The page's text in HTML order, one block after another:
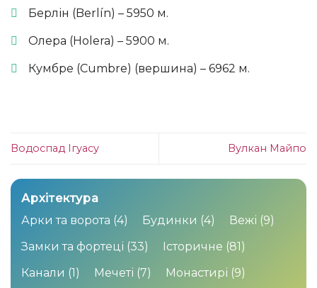
Берлін (Berlín) – 5950 м.
Олера (Holera) – 5900 м.
Кумбре (Cumbre) (вершина) – 6962 м.
Водоспад Ігуасу Вулкан Майпо
Архітектура
Арки та ворота (4) Будинки (4) Вежі (9)
Замки та фортеці (33) Історичне (81)
Канали (1) Мечеті (7) Монастирі (9)